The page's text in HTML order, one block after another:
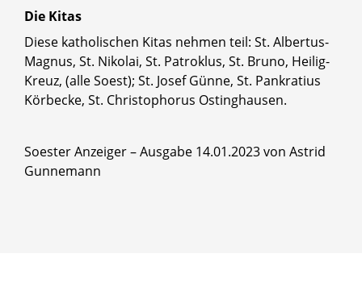
Die Kitas
Diese katholischen Kitas nehmen teil: St. Albertus-
Magnus, St. Nikolai, St. Patroklus, St. Bruno, Heilig-
Kreuz, (alle Soest); St. Josef Günne, St. Pankratius
Körbecke, St. Christophorus Ostinghausen.
Soester Anzeiger – Ausgabe 14.01.2023 von Astrid
Gunnemann